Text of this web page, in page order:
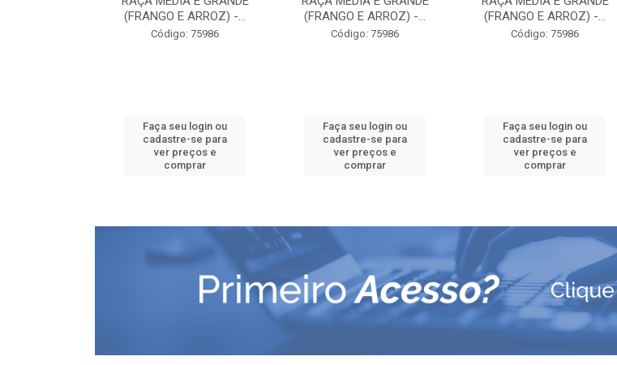
(FRANGO E ARROZ) -...
Código: 75986
Faça seu login ou
cadastre-se para
ver preços e
comprar
(FRANGO E ARROZ) -...
Código: 75986
Faça seu login ou
cadastre-se para
ver preços e
comprar
(FRANGO E ARROZ) -...
Código: 75986
Faça seu login ou
cadastre-se para
ver preços e
comprar